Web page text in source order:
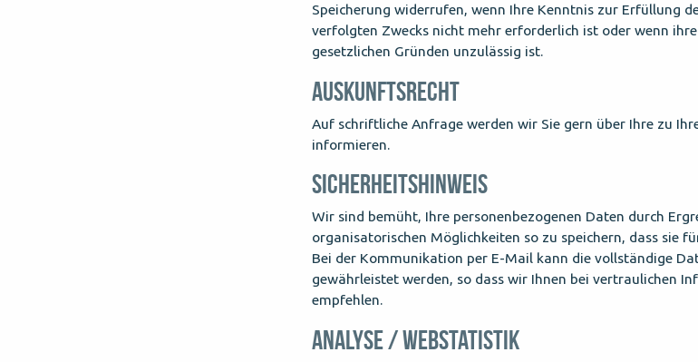
Speicherung widerrufen, wenn Ihre Kenntnis zur Erfüllung
verfolgten Zwecks nicht mehr erforderlich ist oder wenn
gesetzlichen Gründen unzulässig ist.
AUSKUNFTSRECHT
Auf schriftliche Anfrage werden wir Sie gern über Ihre zu
informieren.
SICHERHEITSHINWEIS
Wir sind bemüht, Ihre personenbezogenen Daten durch
organisatorischen Möglichkeiten so zu speichern, dass sie
Bei der Kommunikation per E-Mail kann die vollständige
gewährleistet werden, so dass wir Ihnen bei vertraulichen
empfehlen.
Analyse / Webstatistik